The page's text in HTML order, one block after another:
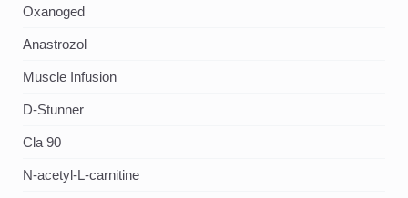
Oxanoged
Аnastrozol
Muscle Infusion
D-Stunner
Cla 90
N-acetyl-L-carnitine